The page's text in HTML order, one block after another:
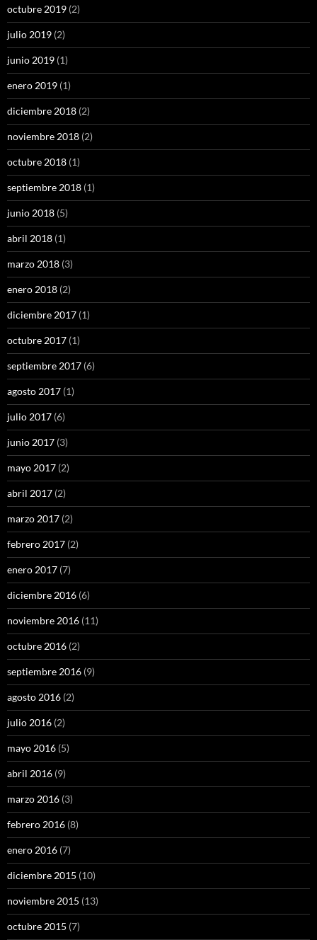
octubre 2019 (2)
julio 2019 (2)
junio 2019 (1)
enero 2019 (1)
diciembre 2018 (2)
noviembre 2018 (2)
octubre 2018 (1)
septiembre 2018 (1)
junio 2018 (5)
abril 2018 (1)
marzo 2018 (3)
enero 2018 (2)
diciembre 2017 (1)
octubre 2017 (1)
septiembre 2017 (6)
agosto 2017 (1)
julio 2017 (6)
junio 2017 (3)
mayo 2017 (2)
abril 2017 (2)
marzo 2017 (2)
febrero 2017 (2)
enero 2017 (7)
diciembre 2016 (6)
noviembre 2016 (11)
octubre 2016 (2)
septiembre 2016 (9)
agosto 2016 (2)
julio 2016 (2)
mayo 2016 (5)
abril 2016 (9)
marzo 2016 (3)
febrero 2016 (8)
enero 2016 (7)
diciembre 2015 (10)
noviembre 2015 (13)
octubre 2015 (7)